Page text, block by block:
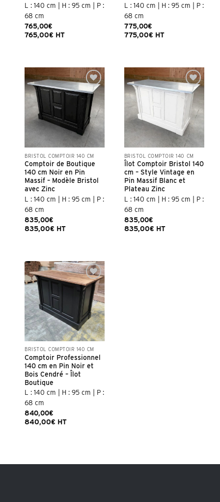
L : 140 cm | H : 95 cm | P :
68 cm
765,00€
765,00€ HT
L : 140 cm | H : 95 cm | P :
68 cm
775,00€
775,00€ HT
BRISTOL COMPTOIR 140 CM
Comptoir de Boutique
140 cm Noir en Pin
Massif – Modèle Bristol
avec Zinc
L : 140 cm | H : 95 cm | P :
68 cm
835,00€
835,00€ HT
BRISTOL COMPTOIR 140 CM
Îlot Comptoir Bristol 140
cm – Style Vintage en
Pin Massif Blanc et
Plateau Zinc
L : 140 cm | H : 95 cm | P :
68 cm
835,00€
835,00€ HT
BRISTOL COMPTOIR 140 CM
Comptoir Professionnel
140 cm en Pin Noir et
Bois Cendré – Îlot
Boutique
L : 140 cm | H : 95 cm | P :
68 cm
840,00€
840,00€ HT